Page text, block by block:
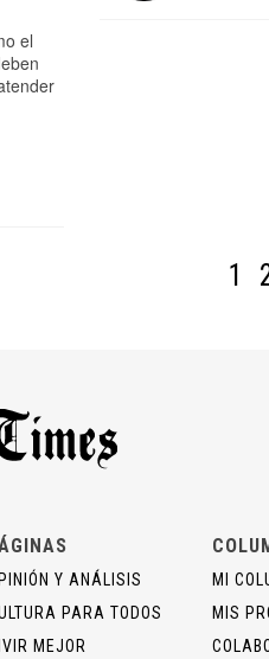
el
1
Y ANÁLISIS
PARA TODOS
MEJOR
MI
MIS